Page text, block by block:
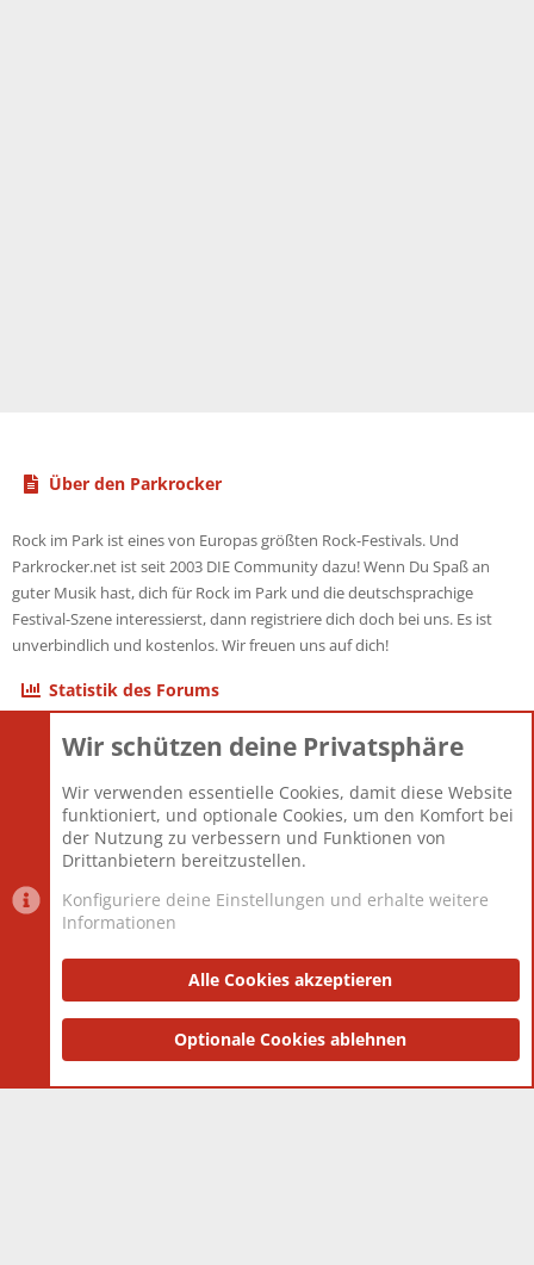
Über den Parkrocker
Rock im Park ist eines von Europas größten Rock-Festivals. Und
Parkrocker.net ist seit 2003 DIE Community dazu! Wenn Du Spaß an
guter Musik hast, dich für Rock im Park und die deutschsprachige
Festival-Szene interessierst, dann registriere dich doch bei uns. Es ist
unverbindlich und kostenlos. Wir freuen uns auf dich!
Statistik des Forums
Themen
Mitglieder
12.427
Neuestes Mitglied
Berlin
Datenschutzerklärung Impressum
Community platform by XenForo® © 2010-2025 XenForo Ltd.
and add-ons by ThemeHouse
Wir schützen deine Privatsphäre
Wir verwenden essentielle Cookies, damit diese Website
funktioniert, und optionale Cookies, um den Komfort bei
der Nutzung zu verbessern und Funktionen von
Drittanbietern bereitzustellen.
Konfiguriere deine Einstellungen und erhalte weitere
Informationen
Alle Cookies akzeptieren
Optionale Cookies ablehnen